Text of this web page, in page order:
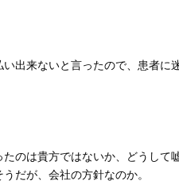
出来ないと言ったので、患者に
のは貴方ではないか、どうして
だが、会社の方針なのか。